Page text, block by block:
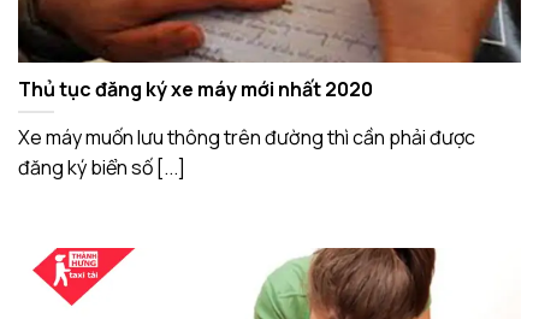
Thủ tục đăng ký xe máy mới nhất 2020
Xe máy muốn lưu thông trên đường thì cần phải được
đăng ký biển số [...]